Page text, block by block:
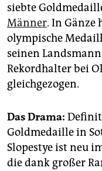
siebte
Männer. In Gänze
olympische
seinen
Rekordhalter bei
gleichgezogen.
Das Drama:
Goldmedaille in
Slopestye ist neu
die dank großer